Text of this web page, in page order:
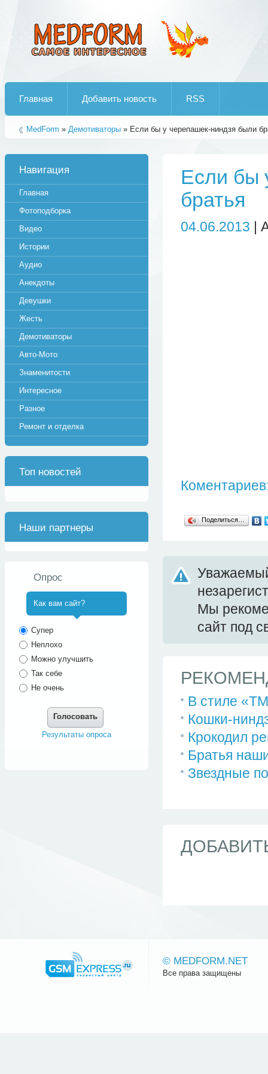
Главная Добавить новость RSS
MedForm » Демотиваторы » Если бы у черепашек-ниндзя были
Если бы
братья
04.06.2013 |
Поделиться…
Мы
сайт под
В стиле
Кошки-
Крокодил
Братья
Звездные
Навигация
Главная
Фотоподборка
Видео
Истории
Аудио
Анекдоты
Девушки
Жесть
Демотиваторы
Авто-Мото
Знаменитости
Интересное
Разное
Ремонт и отделка
Топ новостей
Наши партнеры
Опрос
Как вам сайт?
Супер
Неплохо
Можно улучшить
Так себе
Не очень
Голосовать
Результаты опроса
© MEDFORM.NET
Все права защищены